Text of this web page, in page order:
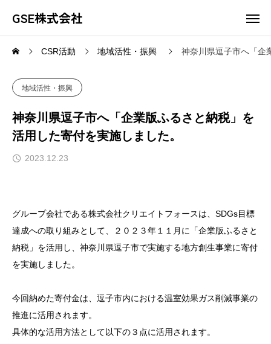
GSE株式会社
CSR活動 地域活性・振興 神奈川県逗子市へ「企
地域活性・振興
神奈川県逗子市へ「企業版ふるさと納税」を
活用した寄付を実施しました。
2023.12.23
グループ会社である株式会社クリエイトフォースは、SDGs目標
達成への取り組みとして、２０２３年１１月に「企業版ふるさと
納税」を活用し、神奈川県逗子市で実施する地方創生事業に寄付
を実施しました。
今回納めた寄付金は、逗子市内における温室効果ガス削減事業の
推進に活用されます。
具体的な活用方法として以下の３点に活用されます。